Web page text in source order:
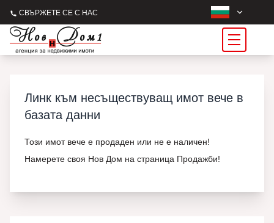
СВЪРЖЕТЕ СЕ С НАС
Линк към несъществуващ имот вече в
базата данни
Този имот вече е продаден или не е наличен!
Намерете своя Нов Дом на страница Продажби!